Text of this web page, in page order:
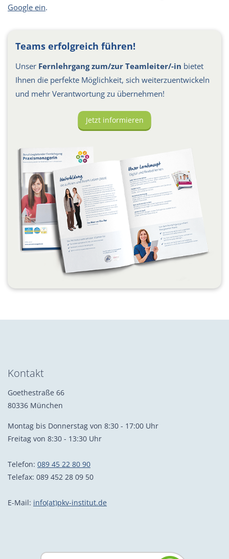
Google ein.
Teams erfolgreich führen!
Unser Fernlehrgang zum/zur Teamleiter/-in bietet
Ihnen die perfekte Möglichkeit, sich weiterzuentwickeln
und mehr Verantwortung zu übernehmen!
Jetzt informieren
Kontakt
Goethestraße 66
80336 München
Montag bis Donnerstag von 8:30 - 17:00 Uhr
Freitag von 8:30 - 13:30 Uhr
Telefon: 089 45 22 80 90
Telefax: 089 452 28 09 50
E-Mail: info(at)pkv-institut.de